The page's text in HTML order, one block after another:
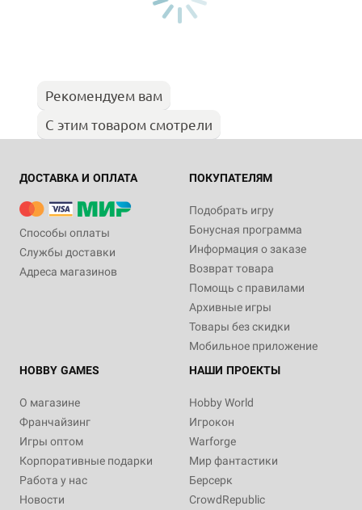
Рекомендуем вам
С этим товаром смотрели
ДОСТАВКА И ОПЛАТА
Способы оплаты
Службы доставки
Адреса магазинов
ПОКУПАТЕЛЯМ
Подобрать игру
Бонусная программа
Информация о заказе
Возврат товара
Помощь с правилами
Архивные игры
Товары без скидки
Мобильное приложение
HOBBY GAMES
О магазине
Франчайзинг
Игры оптом
Корпоративные подарки
Работа у нас
Новости
НАШИ ПРОЕКТЫ
Hobby World
Игрокон
Warforge
Мир фантастики
Берсерк
CrowdRepublic